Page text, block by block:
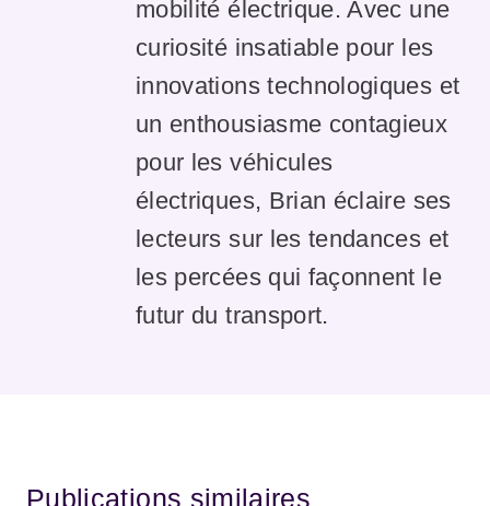
mobilité électrique. Avec une
curiosité insatiable pour les
innovations technologiques et
un enthousiasme contagieux
pour les véhicules
électriques, Brian éclaire ses
lecteurs sur les tendances et
les percées qui façonnent le
futur du transport.
Publications similaires